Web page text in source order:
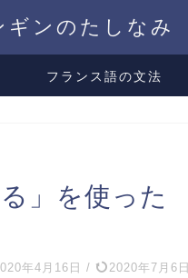
ギンのたしなみ
フランス語の文法
」を使った
年4月16日 / 2020年7月6日